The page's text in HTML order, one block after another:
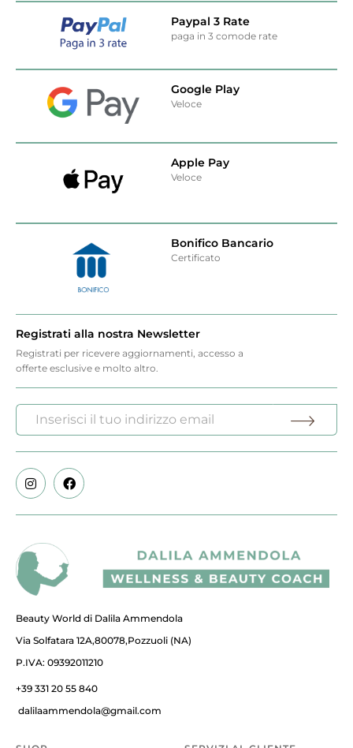
Paypal 3 Rate
paga in 3 comode rate
Google Play
Veloce
Apple Pay
Veloce
Bonifico Bancario
Certificato
Registrati alla nostra Newsletter
Registrati per ricevere aggiornamenti, accesso a
offerte esclusive e molto altro.
Beauty World di Dalila Ammendola
Via Solfatara 12A,80078,Pozzuoli (NA)
P.IVA: 09392011210
+39 331 20 55 840
dalilaammendola@gmail.com